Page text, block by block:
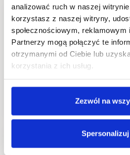
analizować ruch w naszej
korzystasz z naszej witryny,
społecznościowym, reklamowym
Partnerzy mogą połączyć te
otrzymanymi od Ciebie lub
korzystania z ich usług.
Zezwól na
Spersonalizuj
Polska z lotu ptaka –
Szybowcowa.
28.05.2026
18:00
Sztuka Wyboru,
Oman - największe
pustynia